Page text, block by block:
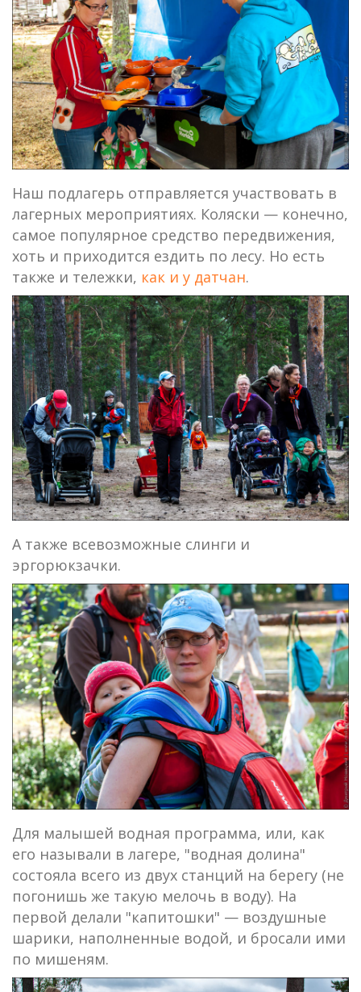
Наш подлагерь отправляется участвовать в
лагерных мероприятиях. Коляски — конечно,
самое популярное средство передвижения,
хоть и приходится ездить по лесу. Но есть
также и тележки, как и у датчан.
А также всевозможные слинги и
эргорюкзачки.
Для малышей водная программа, или, как
его называли в лагере, "водная долина"
состояла всего из двух станций на берегу (не
погонишь же такую мелочь в воду). На
первой делали "капитошки" — воздушные
шарики, наполненные водой, и бросали ими
по мишеням.